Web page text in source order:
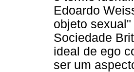
Edoardo
objeto
Sociedade
ideal de ego
ser um